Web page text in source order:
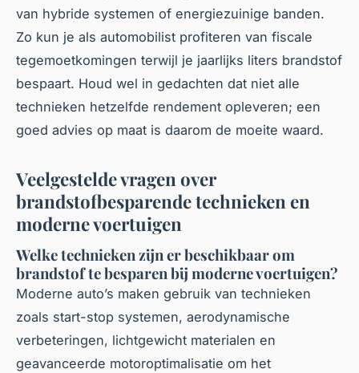
van hybride systemen of energiezuinige banden.
Zo kun je als automobilist profiteren van fiscale
tegemoetkomingen terwijl je jaarlijks liters brandstof
bespaart. Houd wel in gedachten dat niet alle
technieken hetzelfde rendement opleveren; een
goed advies op maat is daarom de moeite waard.
Veelgestelde vragen over
brandstofbesparende technieken en
moderne voertuigen
Welke technieken zijn er beschikbaar om
brandstof te besparen bij moderne voertuigen?
Moderne auto’s maken gebruik van technieken
zoals start-stop systemen, aerodynamische
verbeteringen, lichtgewicht materialen en
geavanceerde motoroptimalisatie om het